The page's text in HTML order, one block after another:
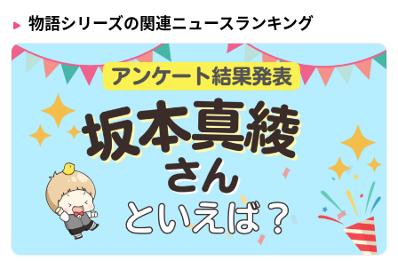
物語シリーズの関連ニュースランキング